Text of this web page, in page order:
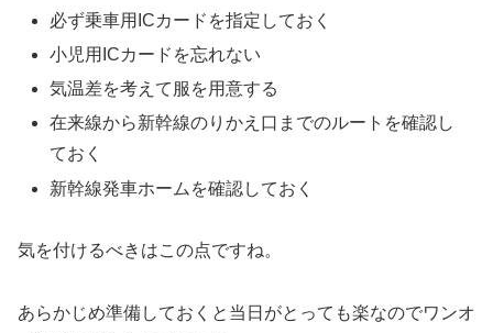
必ず乗車用ICカードを指定しておく
小児用ICカードを忘れない
気温差を考えて服を用意する
在来線から新幹線のりかえ口までのルートを確認し
ておく
新幹線発車ホームを確認しておく
気を付けるべきはこの点ですね。
あらかじめ準備しておくと当日がとっても楽なのでワンオ